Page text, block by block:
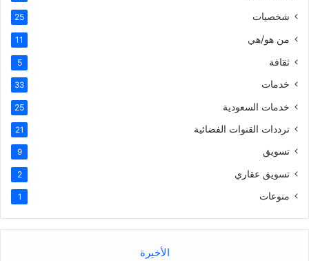
شخصيات 25
من هو/هي 11
ثقافة 5
خدمات 33
خدمات السعودية 25
ترددات القنوات الفضائية 21
تسويق 9
تسويق عقاري 2
منوعات 1
الأخيرة